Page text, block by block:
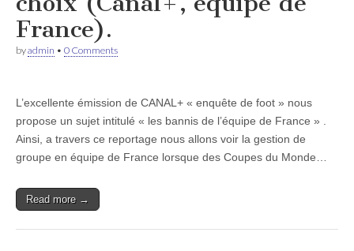
France).
byadmin • 0 Comments
L’excellente émission de CANAL+ « enquête de foot » nous
propose un sujet intitulé « les bannis de l’équipe de France » .
Ainsi, a travers ce reportage nous allons voir la gestion de
groupe en équipe de France lorsque des Coupes du Monde…
Read more →